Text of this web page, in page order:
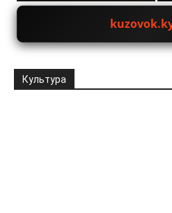
Культура